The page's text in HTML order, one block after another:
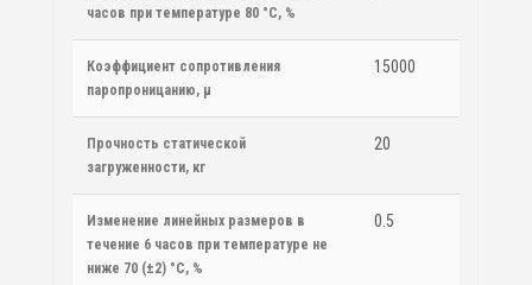
часов при температуре 80 °С, %
Коэффициент сопротивления
паропроницанию, µ
15000
Прочность статической
загруженности, кг
20
Изменение линейных размеров в
течение 6 часов при температуре не
ниже 70 (±2) °С, %
0.5